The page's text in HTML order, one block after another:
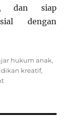
dan siap
dengan
hukum anak,
kreatif,
on